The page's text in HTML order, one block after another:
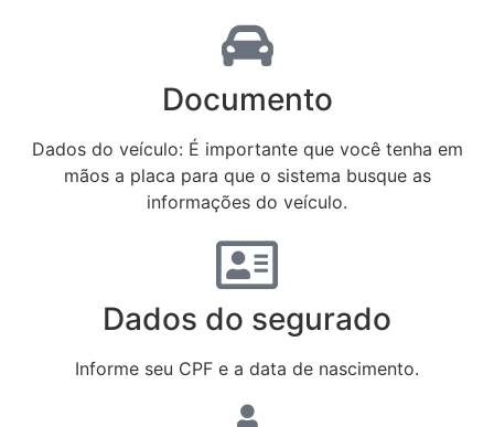
Documento
Dados do veículo: É importante que você tenha em
mãos a placa para que o sistema busque as
informações do veículo.
Dados do segurado
Informe seu CPF e a data de nascimento.